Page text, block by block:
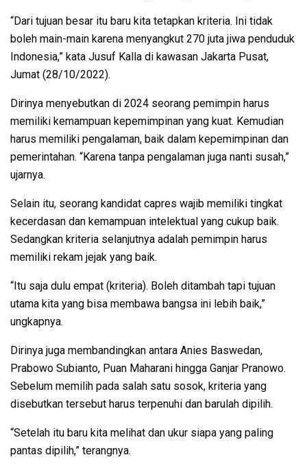
“Dari tujuan besar itu baru kita tetapkan kriteria. Ini tidak
boleh main-main karena menyangkut 270 juta jiwa penduduk
Indonesia,” kata Jusuf Kalla di kawasan Jakarta Pusat,
Jumat (28/10/2022).
Dirinya menyebutkan di 2024 seorang pemimpin harus
memiliki kemampuan kepemimpinan yang kuat. Kemudian
harus memiliki pengalaman, baik dalam kepemimpinan dan
pemerintahan. “Karena tanpa pengalaman juga nanti susah,”
ujarnya.
Selain itu, seorang kandidat capres wajib memiliki tingkat
kecerdasan dan kemampuan intelektual yang cukup baik.
Sedangkan kriteria selanjutnya adalah pemimpin harus
memiliki rekam jejak yang baik.
“Itu saja dulu empat (kriteria). Boleh ditambah tapi tujuan
utama kita yang bisa membawa bangsa ini lebih baik,”
ungkapnya.
Dirinya juga membandingkan antara Anies Baswedan,
Prabowo Subianto, Puan Maharani hingga Ganjar Pranowo.
Sebelum memilih pada salah satu sosok, kriteria yang
disebutkan tersebut harus terpenuhi dan barulah dipilih.
“Setelah itu baru kita melihat dan ukur siapa yang paling
pantas dipilih,” terangnya.